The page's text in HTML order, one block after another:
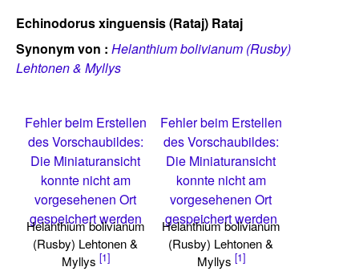
Echinodorus xinguensis (Rataj) Rataj
Synonym von : Helanthium bolivianum (Rusby)
Lehtonen & Myllys
Fehler beim Erstellen
des Vorschaubildes:
Die Miniaturansicht
konnte nicht am
vorgesehenen Ort
gespeichert werden
Helanthium bolivianum
(Rusby) Lehtonen &
Myllys [1]
Fehler beim Erstellen
des Vorschaubildes:
Die Miniaturansicht
konnte nicht am
vorgesehenen Ort
gespeichert werden
Helanthium bolivianum
(Rusby) Lehtonen &
Myllys [1]